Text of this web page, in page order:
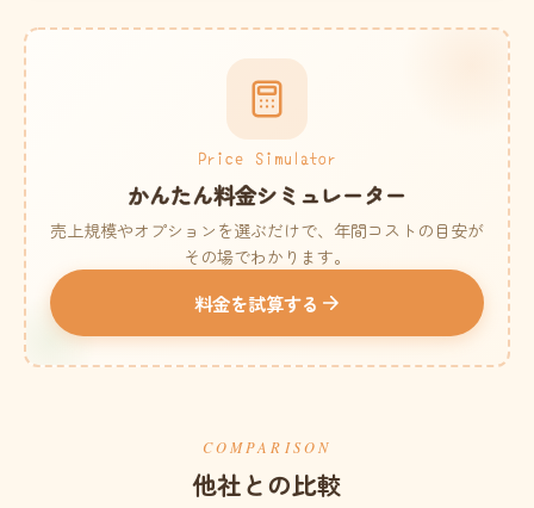
Price Simulator
かんたん料金シミュレーター
売上規模やオプションを選ぶだけで、年間コストの目安が
その場でわかります。
料金を試算する
COMPARISON
他社との比較